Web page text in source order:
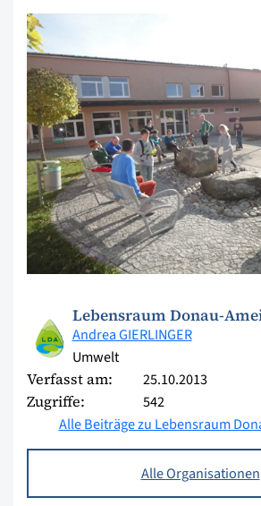
Lebensraum Donau-
Andrea GIERLINGER
Umwelt
Verfasst am: 25.10.2013
Zugriffe:
542
Alle Beiträge zu Lebensraum
Alle Organisationen